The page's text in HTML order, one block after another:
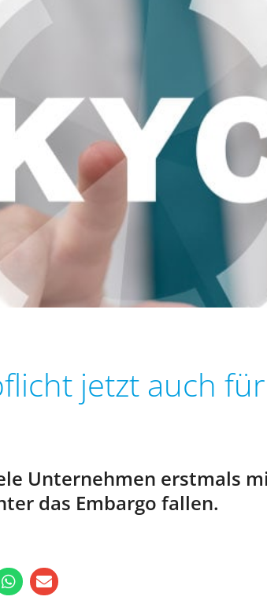
jetzt auch
Unternehmen erstmals
das Embargo fallen.